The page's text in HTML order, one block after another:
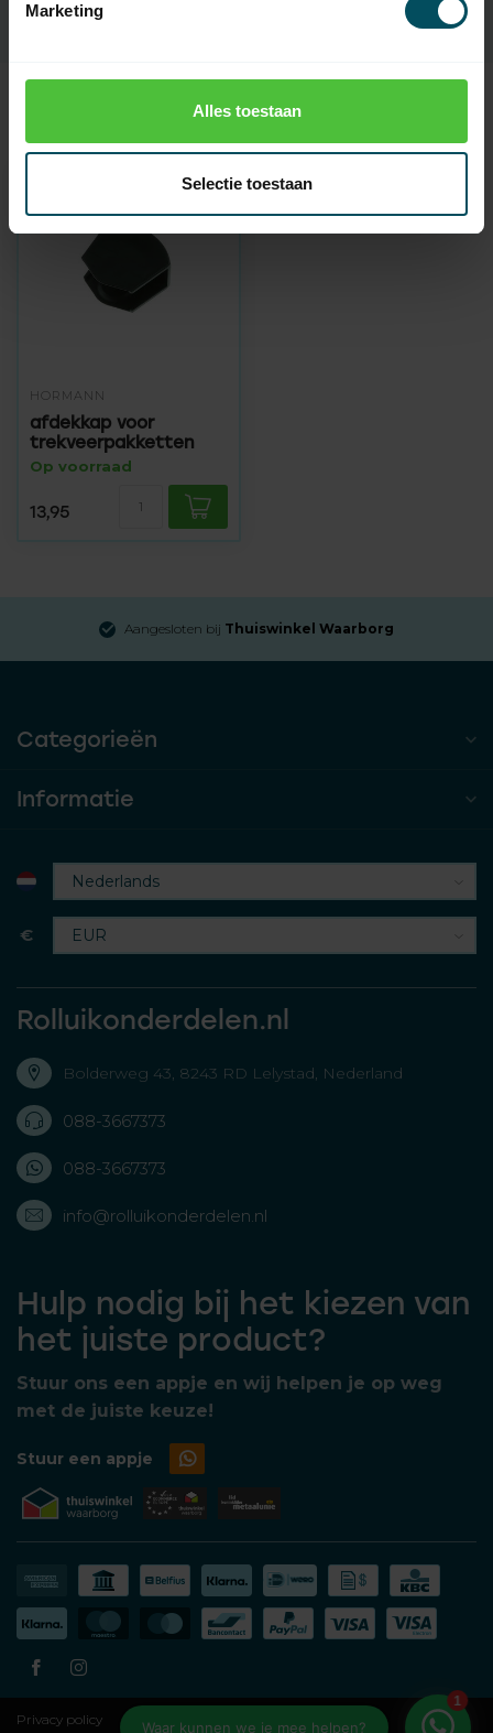
Marketing
Alles toestaan
Selectie toestaan
HÖRMANN
afdekkap voor
trekveerpakketten
Op voorraad
13,95
Aangesloten bij Thuiswinkel Waarborg
Categorieën
Informatie
€
Rolluikonderdelen.nl
Bolderweg 43, 8243 RD Lelystad, Nederland
088-3667373
088-3667373
info@rolluikonderdelen.nl
Hulp nodig bij het kiezen van
het juiste product?
Stuur ons een appje en wij helpen je op weg
met de juiste keuze!
Stuur een appje
Privacy policy